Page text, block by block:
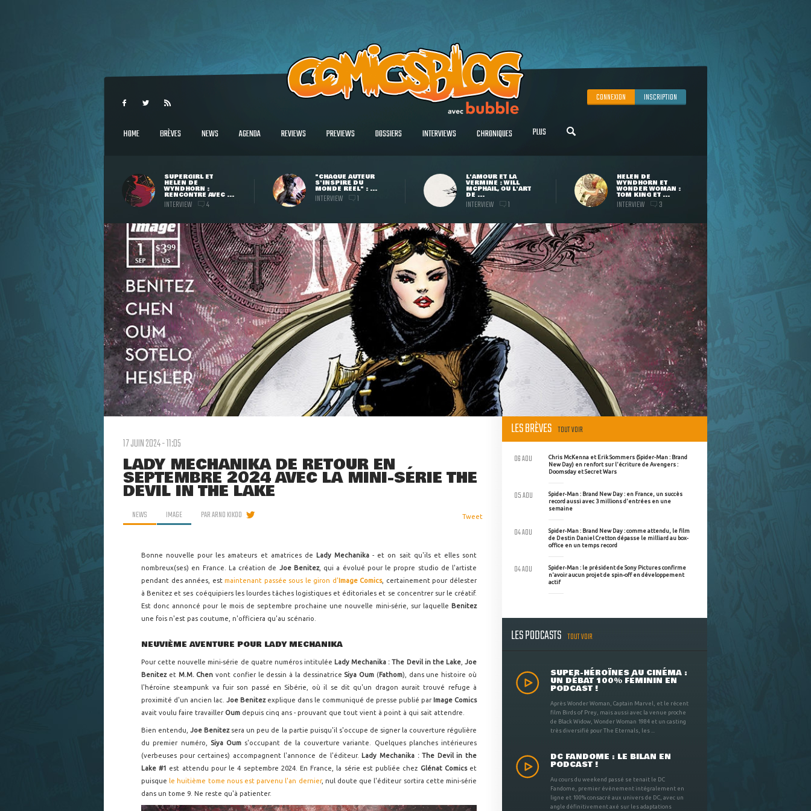
CONNEXION INSCRIPTION
HOME BRÈVES NEWS AGENDA REVIEWS PREVIEWS DOSSIERS INTERVIEWS CHRONIQUES PLUS
SUPERGIRL ET
HELEN DE
WYNDHORN :
RENCONTRE AVEC ...
INTERVIEW 4
"CHAQUE AUTEUR
S'INSPIRE DU
MONDE RÉEL" : ...
INTERVIEW 1
L'AMOUR ET LA
VERMINE : WILL
MCPHAIL, OU L'ART
DE ...
INTERVIEW 1
HELEN DE
WYNDHORN ET
WONDER WOMAN :
TOM KING ET ...
INTERVIEW 3
17 JUIN 2024 - 11:05
LADY MECHANIKA DE RETOUR EN
SEPTEMBRE 2024 AVEC LA MINI-SÉRIE THE
DEVIL IN THE LAKE
NEWS IMAGE PARARNO KIKOO Tweet
Bonne nouvelle pour les amateurs et amatrices de Lady Mechanika- et on sait qu'ils et elles sont
nombreux(ses) en France. La création de Joe Benitez, qui a évolué pour le propre studio de l'artiste
pendant des années, estmaintenant passée sous le giron d'Image Comics, certainement pour délester
à Benitez et ses coéquipiers les lourdes tâches logistiques et éditoriales et se concentrer sur le créatif.
Est donc annoncé pour le mois de septembre prochaine une nouvelle mini-série, sur laquelle Benitez
une fois n'est pas coutume, n'officiera qu'au scénario.
NEUVIÈME AVENTURE POUR LADY MECHANIKA
Pour cette nouvelle mini-série de quatre numéros intitulée Lady Mechanika : The Devil in the Lake, Joe
Benitez et M.M. Chenvont confier le dessin à la dessinatrice Siya Oum (Fathom), dans une histoire où
l'héroïne steampunk va fuir son passé en Sibérie, où il se dit qu'un dragon aurait trouvé refuge à
proximité d'un ancien lac. Joe Benitez explique dans le communiqué de presse publié par Image Comics
avait voulu faire travailler Oum depuis cinq ans - prouvant que tout vient à point à qui sait attendre.
Bien entendu,Joe Benitez sera un peu de la partie puisqu'il s'occupe de signer la couverture régulière
du premier numéro,
Siya Oum s'occupant de la couverture variante. Quelques planches intérieures
(verbeuses pour certaines) accompagnent l'annonce de l'éditeur. Lady Mechanika : The Devil in the
Lake #1 est attendu pour le 4 septembre 2024. En France, la série est publiée chez Glénat Comicset
puisque
le huitième tome nous est parvenu l'an dernier, nul doute que l'éditeur sortira cette mini-série
dans un tome 9. Ne reste qu'à patienter.
LES BRÈVES TOUT VOIR
Chris McKenna et Erik Sommers (Spider-Man : Brand
New Day) en renfort sur l'écriture de Avengers :
Doomsday et Secret Wars
06 AOU
Spider-Man : Brand New Day : en France, un succès
record aussi avec 3 millions d'entrées en une
semaine
05 AOU
Spider-Man : Brand New Day : comme attendu, le film
de Destin Daniel Cretton dépasse le milliard au box-
office en un temps record
04 AOU
Spider-Man : le président de Sony Pictures confirme
n'avoir aucun projet de spin-off en développement
actif
04 AOU
LES PODCASTS TOUT VOIR
SUPER-HÉROÏNES AU CINÉMA :
UN DÉBAT 100% FÉMININ EN
PODCAST !
Après Wonder Woman, Captain Marvel, et le récent
film Birds of Prey, mais aussi avec la venue proche
de Black Widow, Wonder Woman 1984 et un casting
très diversifié pour The Eternals, les ...
DC FANDOME : LE BILAN EN
PODCAST !
Au cours du weekend passé se tenait le DC
Fandome, premier évènement intégralement en
ligne et 100% consacré aux univers de DC, avec un
angle définitivement axé sur les adaptations